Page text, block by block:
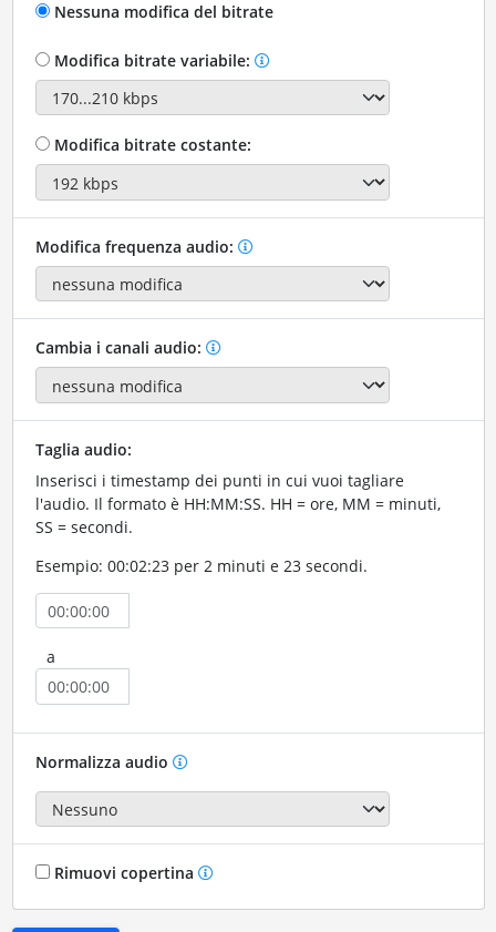
Nessuna modifica del bitrate
Modifica bitrate variabile:
Modifica bitrate costante:
Modifica frequenza audio:
Cambia i canali audio:
Taglia audio:
Inserisci i timestamp dei punti in cui vuoi tagliare
l'audio. Il formato è HH:MM:SS. HH = ore, MM = minuti,
SS = secondi.
Esempio: 00:02:23 per 2 minuti e 23 secondi.
a
Normalizza audio
Rimuovi copertina